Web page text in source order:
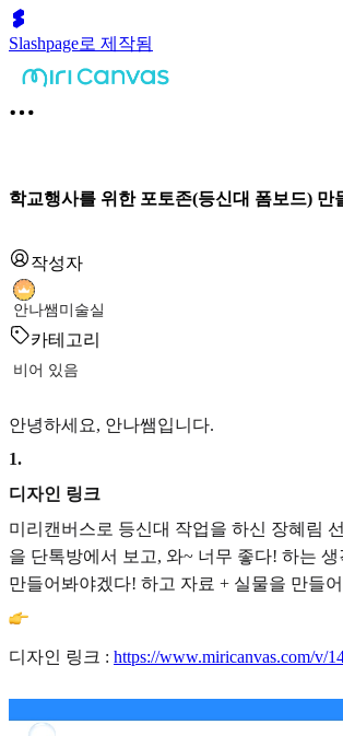
Slashpage로 제작됨
학교행사를 위한 포토존(등신대 폼보드) 만
작성자
안나쌤미술실
카테고리
비어 있음
안녕하세요, 안나쌤입니다.
1.
디자인 링크
미리캔버스로 등신대 작업을 하신 장혜림
을 단톡방에서 보고, 와~ 너무 좋다! 하는
만들어봐야겠다! 하고 자료 + 실물을 만들
디자인 링크 : https://www.miricanvas.com/v/